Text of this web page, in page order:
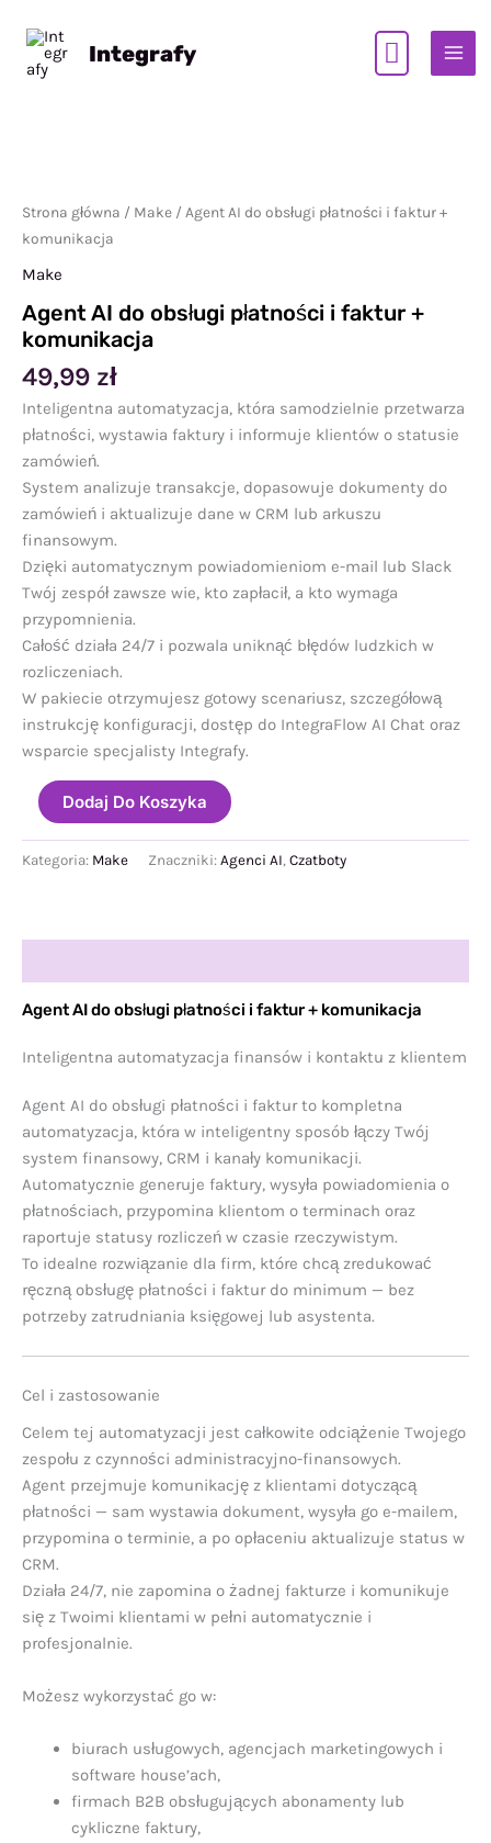
treści
Integrafy
Strona główna / Make / Agent AI do obsługi płatności i faktur +
komunikacja
Make
Agent AI do obsługi płatności i faktur +
komunikacja
49,99 zł
Inteligentna automatyzacja, która samodzielnie przetwarza
płatności, wystawia faktury i informuje klientów o statusie
zamówień.
System analizuje transakcje, dopasowuje dokumenty do
zamówień i aktualizuje dane w CRM lub arkuszu
finansowym.
Dzięki automatycznym powiadomieniom e-mail lub Slack
Twój zespół zawsze wie, kto zapłacił, a kto wymaga
przypomnienia.
Całość działa 24/7 i pozwala uniknąć błędów ludzkich w
rozliczeniach.
W pakiecie otrzymujesz gotowy scenariusz, szczegółową
instrukcję konfiguracji, dostęp do IntegraFlow AI Chat oraz
wsparcie specjalisty Integrafy.
ilość
Agent
do
faktur
komunikacja
Dodaj Do Koszyka
Kategoria: Make Znaczniki: Agenci AI, Czatboty
Agent AI do obsługi płatności i faktur + komunikacja
Inteligentna automatyzacja finansów i kontaktu z klientem
Agent AI do obsługi płatności i faktur to kompletna
automatyzacja, która w inteligentny sposób łączy Twój
system finansowy, CRM i kanały komunikacji.
Automatycznie generuje faktury, wysyła powiadomienia o
płatnościach, przypomina klientom o terminach oraz
raportuje statusy rozliczeń w czasie rzeczywistym.
To idealne rozwiązanie dla firm, które chcą zredukować
ręczną obsługę płatności i faktur do minimum — bez
potrzeby zatrudniania księgowej lub asystenta.
Cel i zastosowanie
Celem tej automatyzacji jest całkowite odciążenie Twojego
zespołu z czynności administracyjno-finansowych.
Agent przejmuje komunikację z klientami dotyczącą
płatności — sam wystawia dokument, wysyła go e-mailem,
przypomina o terminie, a po opłaceniu aktualizuje status w
CRM.
Działa 24/7, nie zapomina o żadnej fakturze i komunikuje
się z Twoimi klientami w pełni automatycznie i
profesjonalnie.
Możesz wykorzystać go w:
biurach usługowych, agencjach marketingowych i
software house’ach,
firmach B2B obsługujących abonamenty lub
cykliczne faktury,